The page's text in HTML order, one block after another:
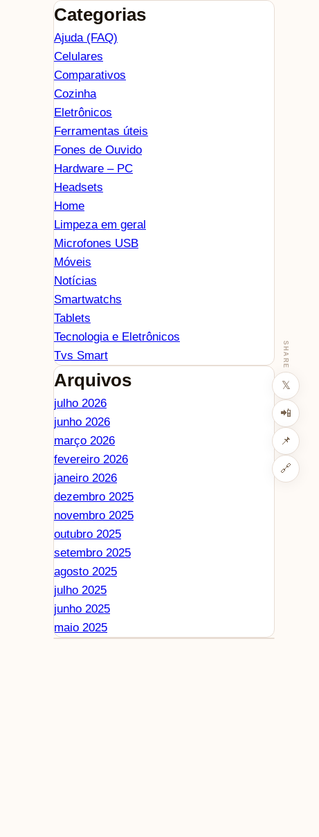
SHARE
𝕏
📲
📌
🔗
Categorias
Ajuda (FAQ)
Celulares
Comparativos
Cozinha
Eletrônicos
Ferramentas úteis
Fones de Ouvido
Hardware – PC
Headsets
Home
Limpeza em geral
Microfones USB
Móveis
Notícias
Smartwatchs
Tablets
Tecnologia e Eletrônicos
Tvs Smart
Arquivos
julho 2026
junho 2026
março 2026
fevereiro 2026
janeiro 2026
dezembro 2025
novembro 2025
outubro 2025
setembro 2025
agosto 2025
julho 2025
junho 2025
maio 2025